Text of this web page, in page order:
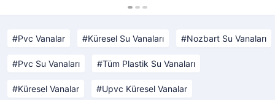
Pvc Vanalar Küresel Su Vanaları Nozbart Su Vanaları
Pvc Su Vanaları Tüm Plastik Su Vanaları
Küresel Vanalar Upvc Küresel Vanalar